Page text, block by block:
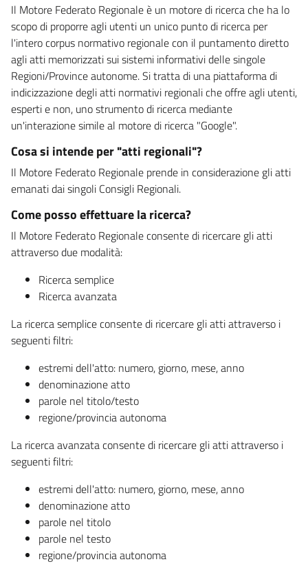
Il Motore Federato Regionale è un motore di ricerca che ha lo
scopo di proporre agli utenti un unico punto di ricerca per
l'intero corpus normativo regionale con il puntamento diretto
agli atti memorizzati sui sistemi informativi delle singole
Regioni/Province autonome. Si tratta di una piattaforma di
indicizzazione degli atti normativi regionali che offre agli utenti,
esperti e non, uno strumento di ricerca mediante
un'interazione simile al motore di ricerca "Google".
Cosa si intende per "atti regionali"?
Il Motore Federato Regionale prende in considerazione gli atti
emanati dai singoli Consigli Regionali.
Come posso effettuare la ricerca?
Il Motore Federato Regionale consente di ricercare gli atti
attraverso due modalità:
Ricerca semplice
Ricerca avanzata
La ricerca semplice consente di ricercare gli atti attraverso i
seguenti filtri:
estremi dell'atto: numero, giorno, mese, anno
denominazione atto
parole nel titolo/testo
regione/provincia autonoma
La ricerca avanzata consente di ricercare gli atti attraverso i
seguenti filtri:
estremi dell'atto: numero, giorno, mese, anno
denominazione atto
parole nel titolo
parole nel testo
regione/provincia autonoma